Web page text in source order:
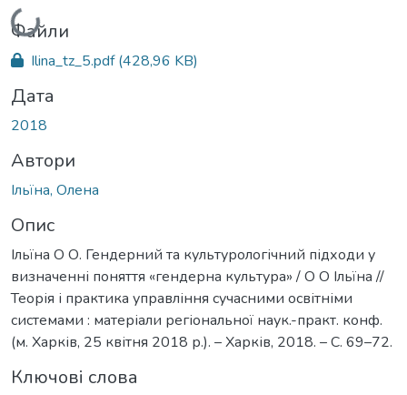
Вантажиться...
Файли
Ilina_tz_5.pdf(428,96 KB)
Дата
2018
Автори
Ільїна, Олена
Опис
Ільїна О О. Гендерний та культурологічний підходи у
визначенні поняття «гендерна культура» / О О Ільїна //
Теорія і практика управління сучасними освітніми
системами : матеріали регіональної наук.-практ. конф.
(м. Харків, 25 квітня 2018 р.). – Харків, 2018. – С. 69–72.
Ключові слова